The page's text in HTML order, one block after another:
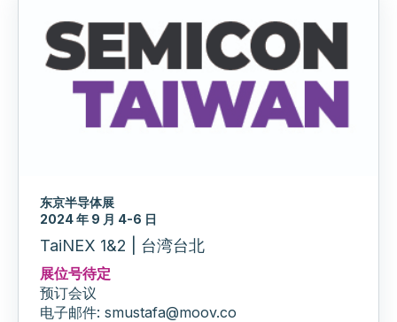
东京半导体展
2024 年 9 月 4-6 日
TaiNEX 1&2 | 台湾台北
展位号待定
预订会议
电子邮件: smustafa@moov.co